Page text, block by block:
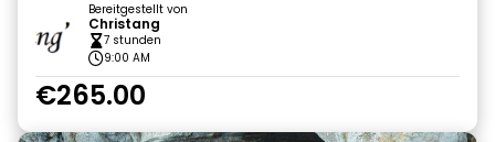
Bereitgestellt von
Christang
7 stunden
9:00 AM
€265.00